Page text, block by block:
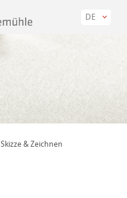
DE
Skizze & Zeichnen